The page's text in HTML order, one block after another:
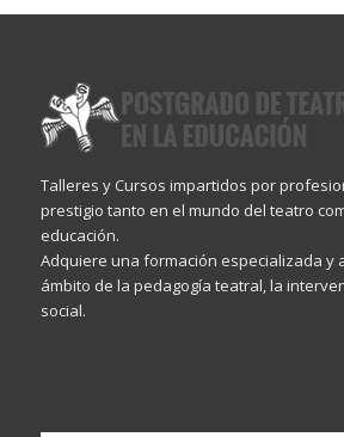
Talleres y Cursos impartidos por
prestigio tanto en el mundo del teatro
educación.
Adquiere una formación especializada y
ámbito de la pedagogía teatral, la
social.